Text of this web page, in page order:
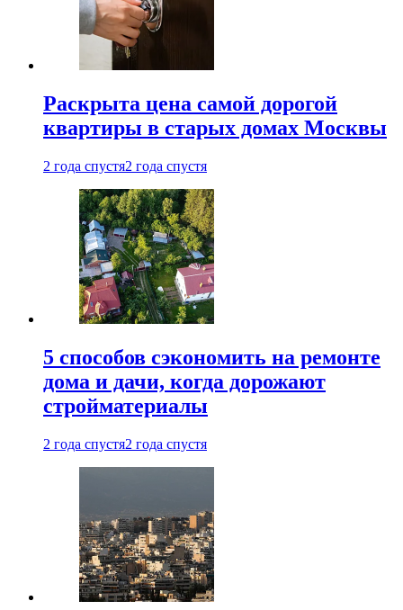
Раскрыта цена самой дорогой
квартиры в старых домах Москвы
2 года спустя2 года спустя
5 способов сэкономить на ремонте
дома и дачи, когда дорожают
стройматериалы
2 года спустя2 года спустя